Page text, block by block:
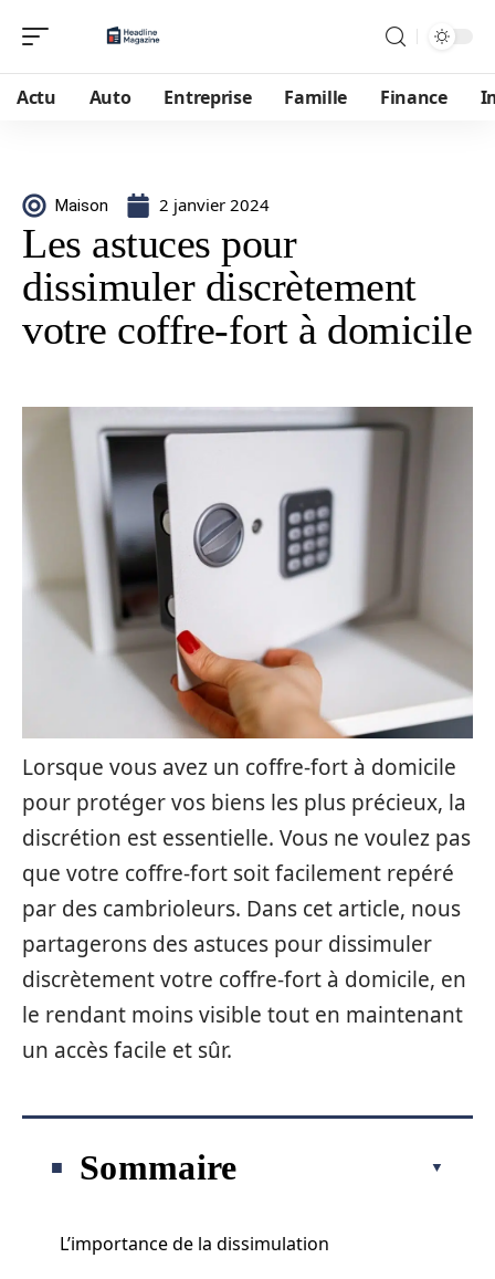
Actu Auto Entreprise Famille Finance
Maison 2 janvier 2024
Les astuces pour
dissimuler discrètement
votre coffre-fort à domicile
Lorsque vous avez un coffre-fort à domicile
pour protéger vos biens les plus précieux, la
discrétion est essentielle. Vous ne voulez pas
que votre coffre-fort soit facilement repéré
par des cambrioleurs. Dans cet article, nous
partagerons des astuces pour dissimuler
discrètement votre coffre-fort à domicile, en
le rendant moins visible tout en maintenant
un accès facile et sûr.
Sommaire
L’importance de la dissimulation